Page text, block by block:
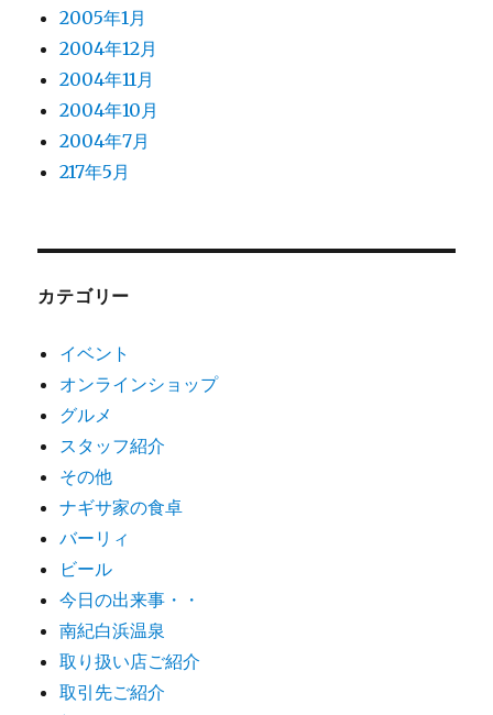
2005年1月
2004年12月
2004年11月
2004年10月
2004年7月
217年5月
カテゴリー
イベント
オンラインショップ
グルメ
スタッフ紹介
その他
ナギサ家の食卓
バーリィ
ビール
今日の出来事・・
南紀白浜温泉
取り扱い店ご紹介
取引先ご紹介